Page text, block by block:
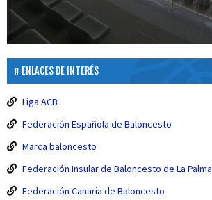
ENLACES DE INTERÉS
Liga ACB
Federación Española de Baloncesto
Marca baloncesto
Federación Insular de Baloncesto de La Palma
Federación Canaria de Baloncesto